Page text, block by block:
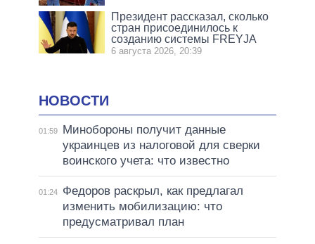
Президент рассказал, сколько
стран присоединилось к
созданию системы FREYJA
6 августа 2026, 20:39
НОВОСТИ
01:59
Минобороны получит данные
украинцев из налоговой для сверки
воинского учета: что известно
01:24
Федоров раскрыл, как предлагал
изменить мобилизацию: что
предусматривал план